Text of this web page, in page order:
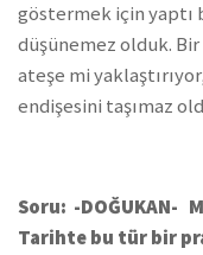
göstermek için yaptı
düşünemez olduk.
ateşe mi
endişesini taşımaz
Soru: -DOĞUKAN-
Tarihte bu tür bir